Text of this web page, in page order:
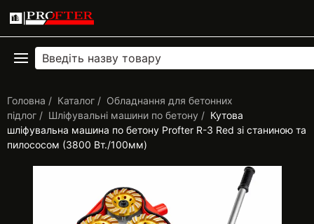
Головна Каталог
Обладнання для бетонних
підлог
Шліфувальні машини по бетону
Кутова
шліфувальна машина по бетону Profter R-3 Red зі станиною та
пилососом (3800 Вт./100мм)